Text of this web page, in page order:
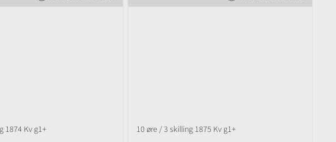
1874 Kv g1+ 10 øre / 3 skilling 1875 Kv g1+